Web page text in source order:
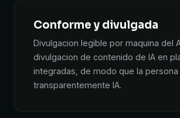
Conforme y divulgada
Divulgacion legible por maquina del
divulgacion de contenido de IA en
integradas, de modo que la persona
transparentemente IA.